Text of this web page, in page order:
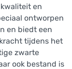
en
ontworpen
en biedt een
tijdens het
zwarte
ook bestand is